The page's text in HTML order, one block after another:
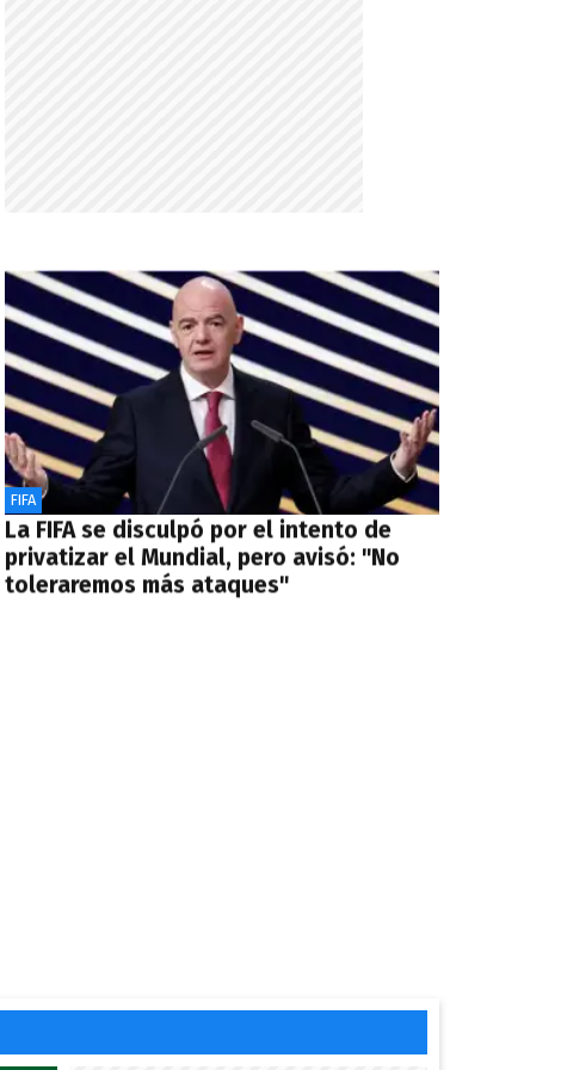
FIFA
La FIFA se disculpó por el intento de
privatizar el Mundial, pero avisó: "No
toleraremos más ataques"